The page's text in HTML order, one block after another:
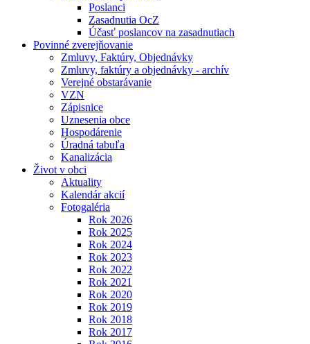
Poslanci
Zasadnutia OcZ
Účasť poslancov na zasadnutiach
Povinné zverejňovanie
Zmluvy, Faktúry, Objednávky
Zmluvy, faktúry a objednávky - archív
Verejné obstarávanie
VZN
Zápisnice
Uznesenia obce
Hospodárenie
Úradná tabuľa
Kanalizácia
Život v obci
Aktuality
Kalendár akcií
Fotogaléria
Rok 2026
Rok 2025
Rok 2024
Rok 2023
Rok 2022
Rok 2021
Rok 2020
Rok 2019
Rok 2018
Rok 2017